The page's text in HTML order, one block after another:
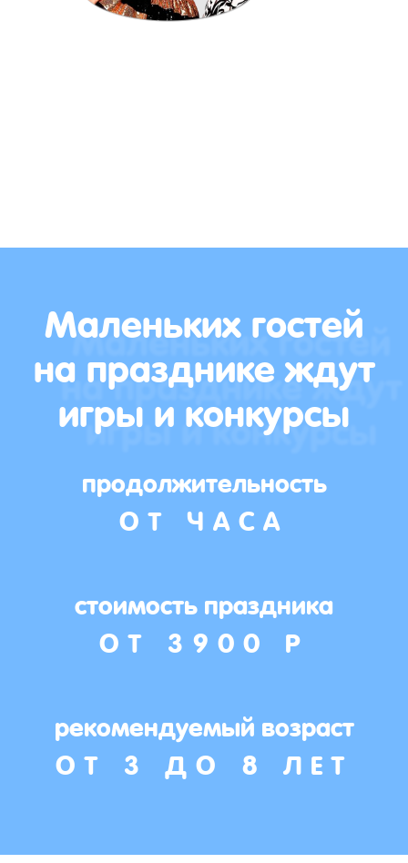
Маленьких гостей
на празднике ждут
игры и конкурсы
продолжительность
ОТ ЧАСА
стоимость праздника
ОТ 3900 Р
рекомендуемый возраст
ОТ 3 ДО 8 ЛЕТ